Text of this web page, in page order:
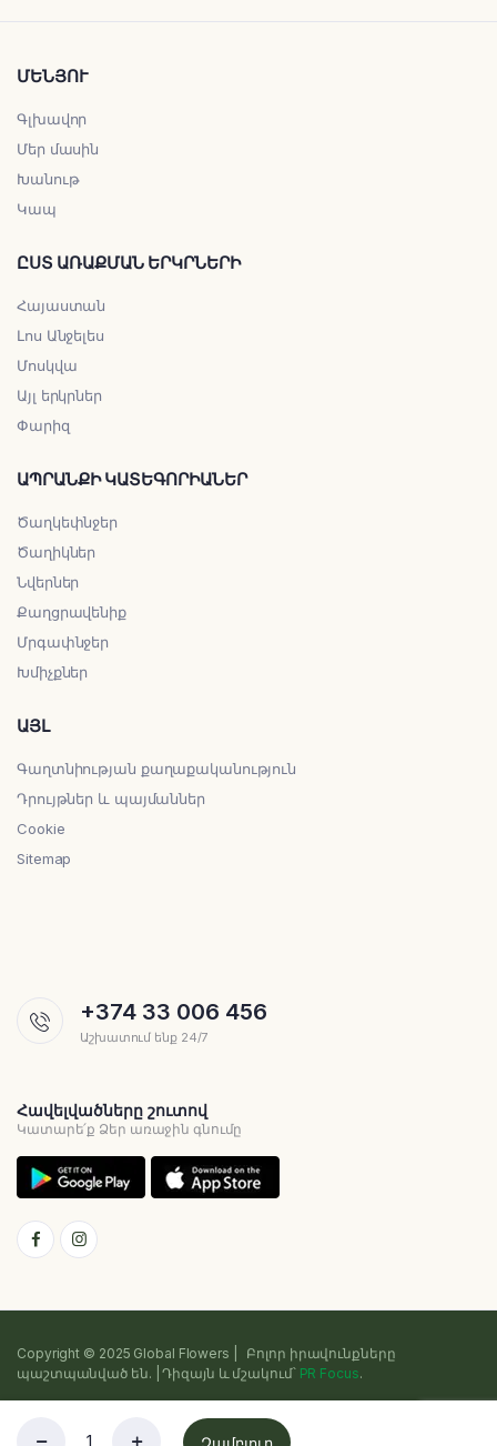
Զամբյուղ
ՄԵՆՅՈՒ
Գլխավոր
Մեր մասին
Խանութ
Կապ
ԸՍՏ ԱՌԱՔՄԱՆ ԵՐԿՐՆԵՐԻ
Հայաստան
Լոս Անջելես
Մոսկվա
Այլ երկրներ
Փարիզ
ԱՊՐԱՆՔԻ ԿԱՏԵԳՈՐԻԱՆԵՐ
Ծաղկեփնջեր
Ծաղիկներ
Նվերներ
Քաղցրավենիք
Մրգափնջեր
Խմիչքներ
ԱՅԼ
Գաղտնիության քաղաքականություն
Դրույթներ և պայմաններ
Cookie
Sitemap
+374 33 006 456
Աշխատում ենք 24/7
Հավելվածները շուտով
Կատարե՛ք Ձեր առաջին գնումը
Copyright © 2025 Global Flowers | Բոլոր իրավունքները
պաշտպանված են. | Դիզայն և մշակում՝ PR Focus.
Գաղտնիության քաղաքականություն